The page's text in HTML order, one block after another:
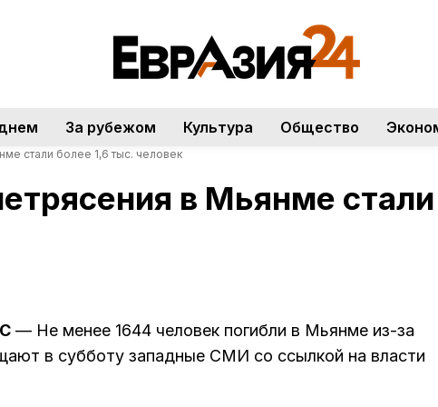
За рубежом Культура Общество
стали более 1,6 тыс. человек
в Мьянме
— Не менее 1644 человек погибли в Мьянме из-за
в субботу западные СМИ со ссылкой на власти